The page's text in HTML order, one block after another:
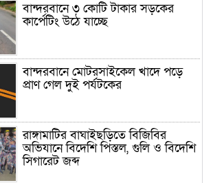
বান্দরবানে ৩ কোটি টাকার সড়কের
কার্পেটিং উঠে যাচ্ছে
বান্দরবানে মোটরসাইকেল খাদে পড়ে
প্রাণ গেল দুই পর্যটকের
রাঙ্গামাটির বাঘাইছড়িতে বিজিবির
অভিযানে বিদেশি পিস্তল, গুলি ও বিদেশি
সিগারেট জব্দ